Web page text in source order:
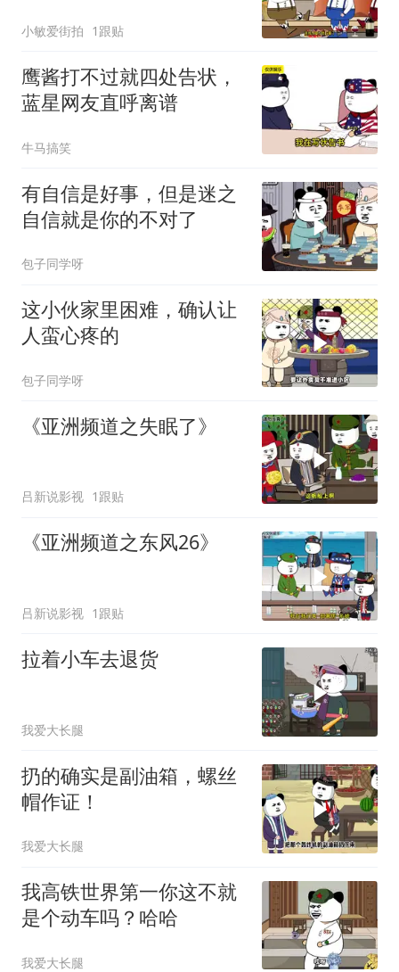
小敏爱街拍 1跟贴
鹰酱打不过就四处告状，
蓝星网友直呼离谱
牛马搞笑
有自信是好事，但是迷之
自信就是你的不对了
包子同学呀
这小伙家里困难，确认让
人蛮心疼的
包子同学呀
《亚洲频道之失眠了》
吕新说影视 1跟贴
《亚洲频道之东风26》
吕新说影视 1跟贴
拉着小车去退货
我爱大长腿
扔的确实是副油箱，螺丝
帽作证！
我爱大长腿
我高铁世界第一你这不就
是个动车吗？哈哈
我爱大长腿